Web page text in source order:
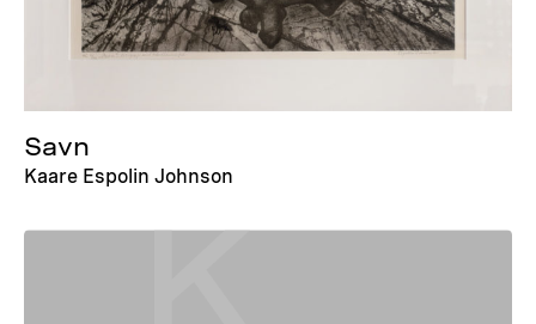
Savn
Kaare Espolin Johnson